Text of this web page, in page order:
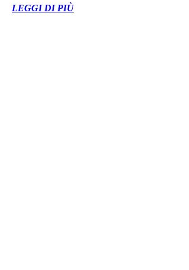
LEGGI DI PIÙ